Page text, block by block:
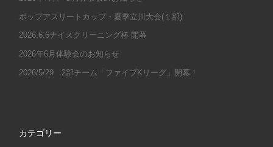
ポップアスリートカップ・夏季立川大会(１部)
2026.6.6ナイスクリーニング杯 開幕
2026年6月体験会のお知らせ
2026/5/29 2部チーム「ファイブKリーグ」開幕！
カテゴリー